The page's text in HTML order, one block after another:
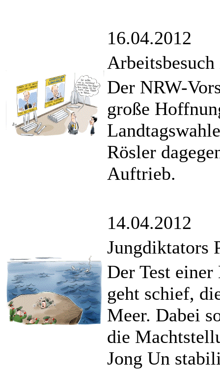
16.04.2012
Der NRW-
große
Rösler
Auftrieb.
14.04.2012
Jungdiktators
Der Test
geht schief,
Meer. Dabei
die
Jong Un